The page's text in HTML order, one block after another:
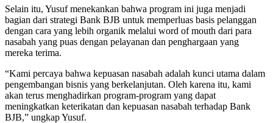
Selain itu, Yusuf menekankan bahwa program ini juga menjadi
bagian dari strategi Bank BJB untuk memperluas basis pelanggan
dengan cara yang lebih organik melalui word of mouth dari para
nasabah yang puas dengan pelayanan dan penghargaan yang
mereka terima.
“Kami percaya bahwa kepuasan nasabah adalah kunci utama dalam
pengembangan bisnis yang berkelanjutan. Oleh karena itu, kami
akan terus menghadirkan program-program yang dapat
meningkatkan keterikatan dan kepuasan nasabah terhadap Bank
BJB,” ungkap Yusuf.